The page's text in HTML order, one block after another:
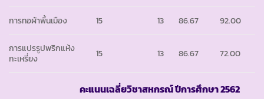
การทอผ้าพื้นเมือง 15 13 86.67 92.00
การแปรรูปพริกแห้ง
กะเหรี่ยง
15 13 86.67 72.00
คะแนนเฉลี่ยวิชาสหกรณ์ ปีการศึกษา 2562